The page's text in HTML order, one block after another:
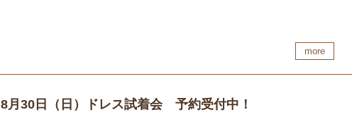
more
8月30日（日）ドレス試着会 予約受付中！